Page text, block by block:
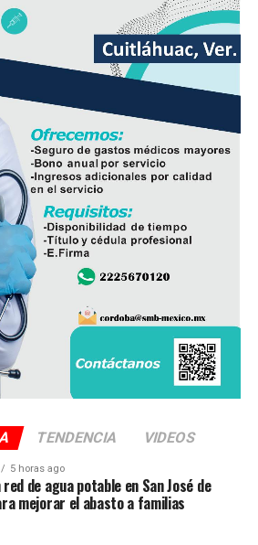
TENDENCIA VIDEOS
5 horas ago
de agua potable en San José de
mejorar el abasto a familias